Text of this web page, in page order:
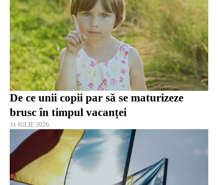
De ce unii copii par să se maturizeze
brusc în timpul vacanței
31 IULIE 2026